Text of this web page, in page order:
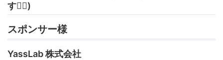
す🙇‍♀️)
スポンサー様
YassLab 株式会社